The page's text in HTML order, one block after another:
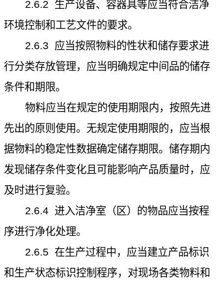
2.6.2 生产设备、容器具等应当符合洁净
环境控制 和工艺文件的要求。
2.6.3 应当按照物料的性状和储存要求进
行分类存放管理，应当明确规定中间品的储存
条件和期限。
物料应当在规定的使用期限内，按照先进
先出的原则使用。无规定使用期限的，应当根
据物料的稳定性数据确定储存期限。储存期内
发现储存条件变化且可能影响产品质量时，应
及时进行复验。
2.6.4 进入洁净室（区）的物品应当按程
序进行净化处理。
2.6.5 在生产过程中，应当建立产品标识
和生产状态标识控制程序，对现场各类物料和